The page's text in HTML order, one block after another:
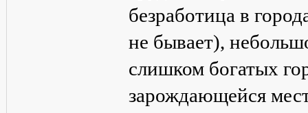
безработица в
не бывает),
слишком богатых
зарождающейся